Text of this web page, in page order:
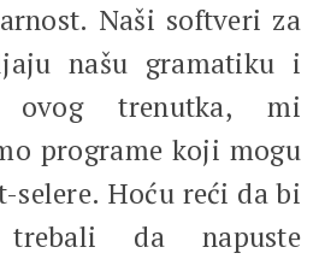
Naši softveri za
našu gramatiku i
ovog trenutka, mi
programe koji mogu
selere. Hoću reći da bi
da napuste